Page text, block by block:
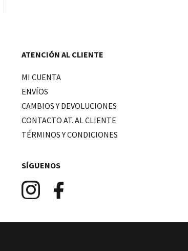
ATENCIÓN AL CLIENTE
MI CUENTA
ENVÍOS
CAMBIOS Y DEVOLUCIONES
CONTACTO AT. AL CLIENTE
TÉRMINOS Y CONDICIONES
SÍGUENOS